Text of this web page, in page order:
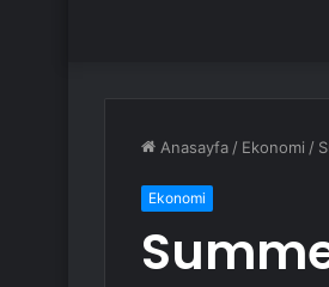
Anasayfa / Ekonomi /
Ekonomi